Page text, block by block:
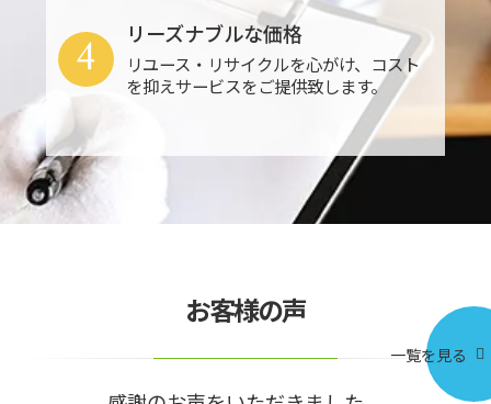
リーズナブルな価格
リユース・リサイクルを心がけ、コスト
を抑えサービスをご提供致します。
4
お客様の声
一覧を見る